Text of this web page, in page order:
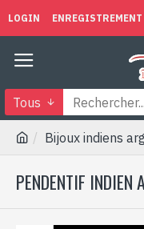
LOGIN ENREGISTREMENT
Tous
Bijoux indiens
PENDENTIF INDIEN